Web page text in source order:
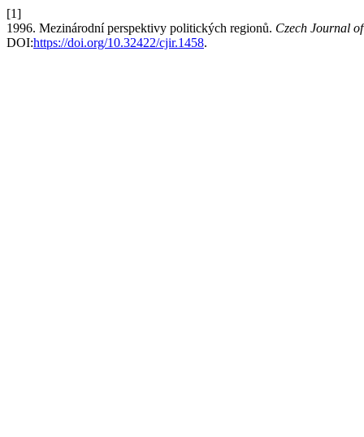
[1]
1996. Mezinárodní perspektivy politických regionů. Czech Journal
DOI:https://doi.org/10.32422/cjir.1458.